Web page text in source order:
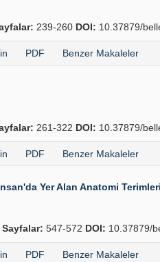
239-260 DOI: 10.37879/
PDF Benzer Makaleler
261-322 DOI: 10.37879/
PDF Benzer Makaleler
Yer Alan Anatomi
Sayfalar: 547-572 DOI: 10.37879/
PDF Benzer Makaleler